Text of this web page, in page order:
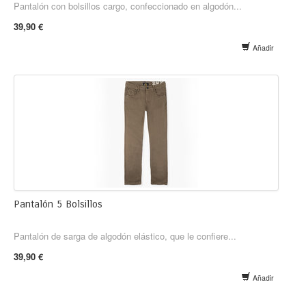
Pantalón con bolsillos cargo, confeccionado en algodón...
39,90 €
Añadir
Pantalón 5 Bolsillos
Pantalón de sarga de algodón elástico, que le confiere...
39,90 €
Añadir